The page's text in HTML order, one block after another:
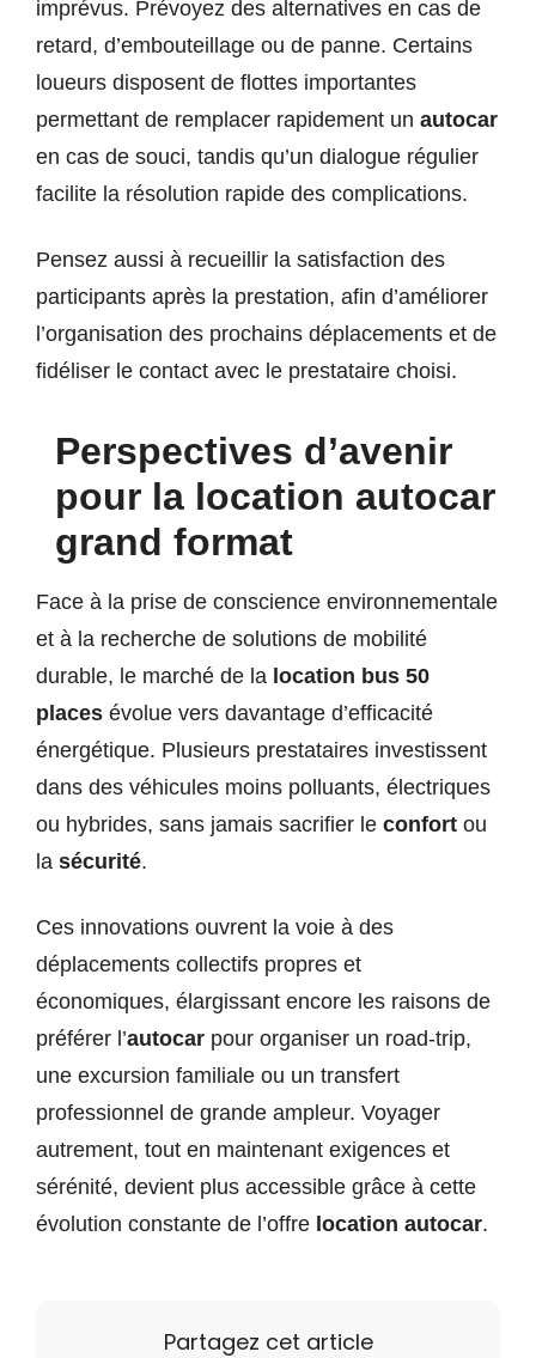
imprévus. Prévoyez des alternatives en cas de
retard, d’embouteillage ou de panne. Certains
loueurs disposent de flottes importantes
permettant de remplacer rapidement un autocar
en cas de souci, tandis qu’un dialogue régulier
facilite la résolution rapide des complications.
Pensez aussi à recueillir la satisfaction des
participants après la prestation, afin d’améliorer
l’organisation des prochains déplacements et de
fidéliser le contact avec le prestataire choisi.
Perspectives d’avenir
pour la location autocar
grand format
Face à la prise de conscience environnementale
et à la recherche de solutions de mobilité
durable, le marché de la location bus 50
places évolue vers davantage d’efficacité
énergétique. Plusieurs prestataires investissent
dans des véhicules moins polluants, électriques
ou hybrides, sans jamais sacrifier le confort ou
la sécurité.
Ces innovations ouvrent la voie à des
déplacements collectifs propres et
économiques, élargissant encore les raisons de
préférer l’autocar pour organiser un road-trip,
une excursion familiale ou un transfert
professionnel de grande ampleur. Voyager
autrement, tout en maintenant exigences et
sérénité, devient plus accessible grâce à cette
évolution constante de l’offre location autocar.
Partagez cet article